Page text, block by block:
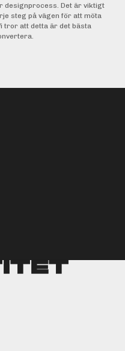
designprocess. Det är viktigt
steg på vägen för att möta
tror att detta är det bästa